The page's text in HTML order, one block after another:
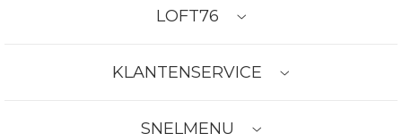
LOFT76
KLANTENSERVICE
SNELMENU